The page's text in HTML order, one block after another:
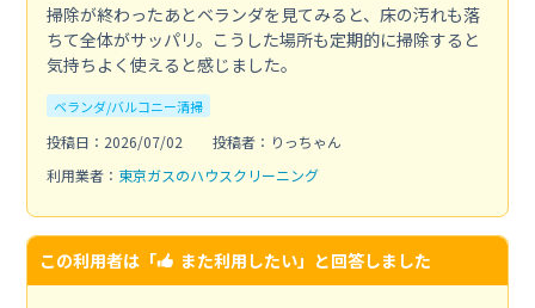
掃除が終わったあとベランダを見てみると、床の汚れも落
ちて全体がサッパリ。こうした場所も定期的に掃除すると
気持ちよく使えると感じました。
ベランダ/バルコニー清掃
投稿日：2026/07/02
投稿者：りっちゃん
利用業者： 東京ガスのハウスクリーニング
この利用者は「 また利用したい」と回答しました